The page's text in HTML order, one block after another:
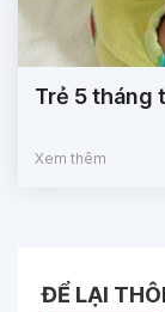
Trẻ 5 tháng
Xem thêm
ĐỂ LẠI